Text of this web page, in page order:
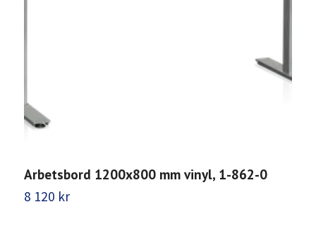
Arbetsbord 1200x800 mm vinyl, 1-862-0
8 120 kr